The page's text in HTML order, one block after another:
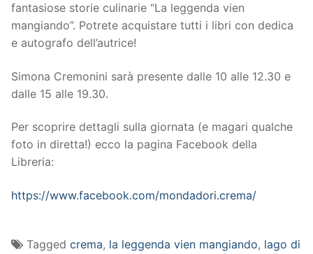
fantasiose storie culinarie “La leggenda vien
mangiando”. Potrete acquistare tutti i libri con dedica
e autografo dell’autrice!
Simona Cremonini sarà presente dalle 10 alle 12.30 e
dalle 15 alle 19.30.
Per scoprire dettagli sulla giornata (e magari qualche
foto in diretta!) ecco la pagina Facebook della
Libreria:
https://www.facebook.com/mondadori.crema/
Tagged crema, la leggenda vien mangiando, lago di